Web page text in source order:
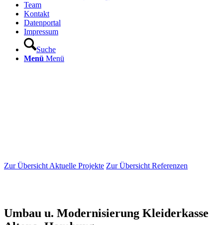
Team
Kontakt
Datenportal
Impressum
Suche
Menü Menü
Zur Übersicht Aktuelle Projekte Zur Übersicht Referenzen
Umbau u. Modernisierung Kleiderkasse